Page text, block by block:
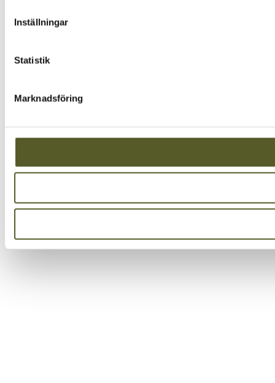
Inställningar
Statistik
Marknadsföring